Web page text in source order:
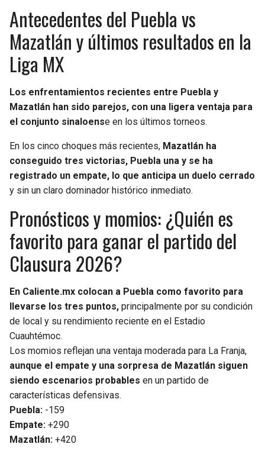
Antecedentes del Puebla vs
Mazatlán y últimos resultados en la
Liga MX
Los enfrentamientos recientes entre Puebla y
Mazatlán han sido parejos, con una ligera ventaja para
el conjunto sinaloense en los últimos torneos.
En los cinco choques más recientes, Mazatlán ha
conseguido tres victorias, Puebla una y se ha
registrado un empate, lo que anticipa un duelo cerrado
y sin un claro dominador histórico inmediato.
Pronósticos y momios: ¿Quién es
favorito para ganar el partido del
Clausura 2026?
En Caliente.mx colocan a Puebla como favorito para
llevarse los tres puntos, principalmente por su condición
de local y su rendimiento reciente en el Estadio
Cuauhtémoc.
Los momios reflejan una ventaja moderada para La Franja,
aunque el empate y una sorpresa de Mazatlán siguen
siendo escenarios probables en un partido de
características defensivas.
Puebla: -159
Empate: +290
Mazatlán: +420